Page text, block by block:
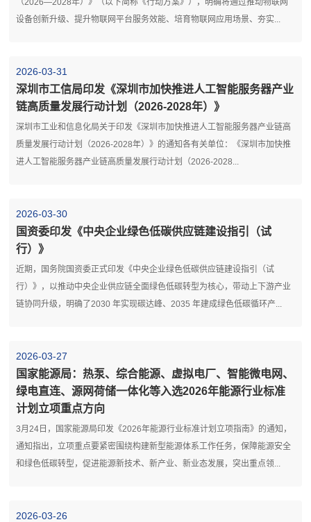
设备创新升级、提升物联网平台服务效能、培育物联网应用场景、夯实...
2026-03-31
深圳市工信局印发《深圳市加快推进人工智能服务器产业
链高质量发展行动计划（2026-2028年）》
深圳市工业和信息化局关于印发《深圳市加快推进人工智能服务器产业链高
质量发展行动计划（2026-2028年）》的通知各有关单位：《深圳市加快推
进人工智能服务器产业链高质量发展行动计划（2026-2028...
2026-03-30
国资委印发《中央企业绿色低碳供应链建设指引（试
行）》
近期，国务院国资委正式印发《中央企业绿色低碳供应链建设指引（试
行）》，以推动中央企业供应链全面绿色低碳转型为核心，带动上下游产业
链协同升级，明确了2030 年实现碳达峰、2035 年建成绿色低碳循环产...
2026-03-27
国家能源局：热泵、综合能源、虚拟电厂、智能微电网、
绿电直连、源网荷储一体化等入选2026年能源行业标准
计划立项重点方向
3月24日，国家能源局印发《2026年能源行业标准计划立项指南》的通知，
通知指出，立项重点要紧密围绕构建新型能源体系工作任务，保障能源安全
和绿色低碳转型，促进能源新技术、新产业、新业态发展，突出重点领...
2026-03-26